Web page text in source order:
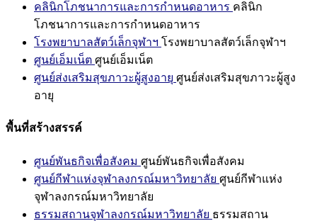
คลินิกโภชนาการและการกำหนดอาหาร คลินิก
โภชนาการและการกำหนดอาหาร
โรงพยาบาลสัตว์เล็กจุฬาฯ โรงพยาบาลสัตว์เล็กจุฬาฯ
ศูนย์เอ็มเน็ต ศูนย์เอ็มเน็ต
ศูนย์ส่งเสริมสุขภาวะผู้สูงอายุ ศูนย์ส่งเสริมสุขภาวะผู้สูง
อายุ
พื้นที่สร้างสรรค์
ศูนย์พันธกิจเพื่อสังคม ศูนย์พันธกิจเพื่อสังคม
ศูนย์กีฬาแห่งจุฬาลงกรณ์มหาวิทยาลัย ศูนย์กีฬาแห่ง
จุฬาลงกรณ์มหาวิทยาลัย
ธรรมสถานจุฬาลงกรณ์มหาวิทยาลัย ธรรมสถาน